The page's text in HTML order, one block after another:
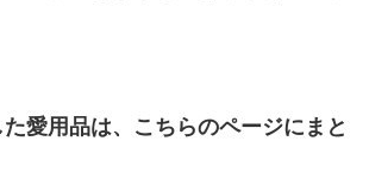
愛用品は、こちらのページにまと